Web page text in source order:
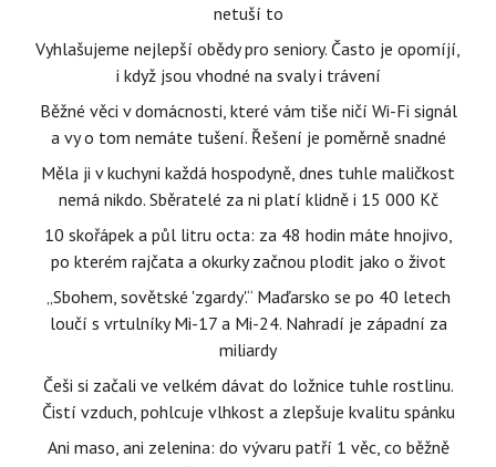
netuší to
Vyhlašujeme nejlepší obědy pro seniory. Často je opomíjí,
i když jsou vhodné na svaly i trávení
Běžné věci v domácnosti, které vám tiše ničí Wi-Fi signál
a vy o tom nemáte tušení. Řešení je poměrně snadné
Měla ji v kuchyni každá hospodyně, dnes tuhle maličkost
nemá nikdo. Sběratelé za ni platí klidně i 15 000 Kč
10 skořápek a půl litru octa: za 48 hodin máte hnojivo,
po kterém rajčata a okurky začnou plodit jako o život
„Sbohem, sovětské 'zgardy'.“ Maďarsko se po 40 letech
loučí s vrtulníky Mi-17 a Mi-24. Nahradí je západní za
miliardy
Češi si začali ve velkém dávat do ložnice tuhle rostlinu.
Čistí vzduch, pohlcuje vlhkost a zlepšuje kvalitu spánku
Ani maso, ani zelenina: do vývaru patří 1 věc, co běžně